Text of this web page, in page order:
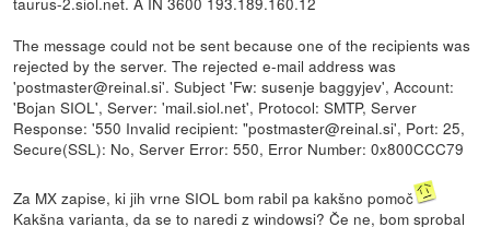
The message could not be sent because one of the recipients was
rejected by the server. The rejected e-mail address was
'postmaster@reinal.si'. Subject 'Fw: susenje baggyjev', Account:
'Bojan SIOL', Server: 'mail.siol.net', Protocol: SMTP, Server
Response: '550 Invalid recipient: "postmaster@reinal.si', Port: 25,
Secure(SSL): No, Server Error: 550, Error Number: 0x800CCC79
Za MX zapise, ki jih vrne SIOL bom rabil pa kakšno pomoč
Kakšna varianta, da se to naredi z windowsi? Če ne, bom sprobal